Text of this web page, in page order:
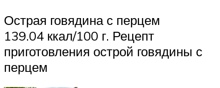
Острая говядина с перцем
139.04 ккал/100 г. Рецепт
приготовления острой говядины с
перцем